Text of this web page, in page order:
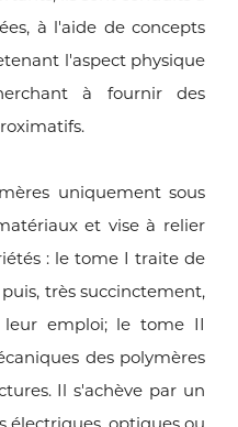
à l'aide de concepts
l'aspect physique
à fournir des
uniquement sous
et vise à relier
: le tome I traite de
très succinctement,
emploi; le tome II
des polymères
Il s'achève par un